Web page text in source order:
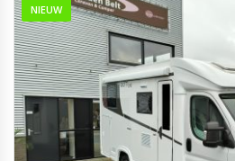
NIEUW